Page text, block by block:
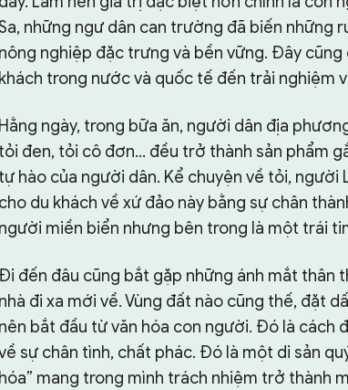
những ngư dân can trường đã biến những
nông nghiệp đặc trưng và bền vững. Đây cũng
khách trong nước và quốc tế đến trải nghiệm
Hằng ngày, trong bữa ăn, người dân địa
tỏi đen, tỏi cô đơn... đều trở thành sản phẩm
tự hào của người dân. Kể chuyện về tỏi, người
cho du khách về xứ đảo này bằng sự chân
người miền biển nhưng bên trong là một trái
Đi đến đâu cũng bắt gặp những ánh mắt thân
nhà đi xa mới về. Vùng đất nào cũng thế, đặt
nên bắt đầu từ văn hóa con người. Đó là cách
sự chân tình, chất phác. Đó là một di sản
hóa” mang trong mình trách nhiệm trở thành